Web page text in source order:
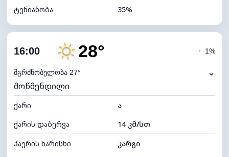
ტენიანობა
35%
ღრუბლიანობა
ნამის წერტილი
ხილვადობა
განათების ინდექსი 7 (ნათელი)
ღრუბლის სიმაღლე 11520 მ
16:00 28°
მგრძნობელობა 27°
◔ 1%
⌄
მოწმენდილი
ქარი
ა
ქარის დაბერვა
14 კმ/სთ
ჰაერის ხარისხი
კარგი